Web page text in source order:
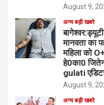
August 9,
अन्य बड़ी खबरे
मानवता का
महिला को
हे0का0
gulati
August 9,
अन्य बड़ी खबरे